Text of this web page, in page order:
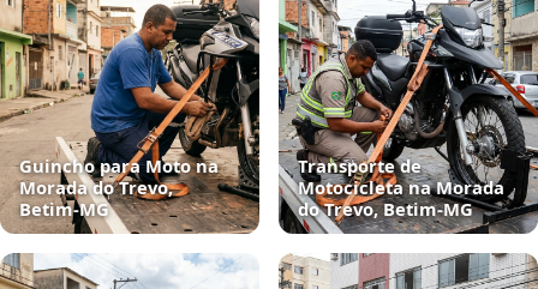
Guincho para Moto na
Morada do Trevo,
Betim‑MG
Transporte de
Motocicleta na Morada
do Trevo, Betim‑MG